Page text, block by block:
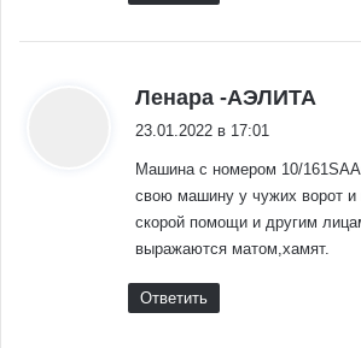
Ленара -АЭЛИТА
23.01.2022 в 17:01
Машина с номером 10/
свою машину у чужих ворот и
скорой помощи и другим
выражаются матом,хамят.
Ответить